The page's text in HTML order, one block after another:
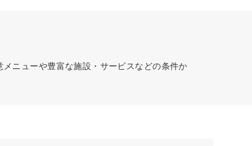
ニューや豊富な施設・サービスなどの条件か